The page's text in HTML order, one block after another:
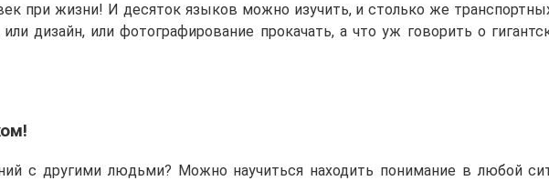
при жизни! И десяток языков можно изучить, и столько же
дизайн, или фотографирование прокачать, а что уж говорить о
с другими людьми? Можно научиться находить понимание в любой